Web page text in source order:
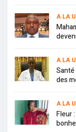
A LA
A LA
des
A LA
Fleur